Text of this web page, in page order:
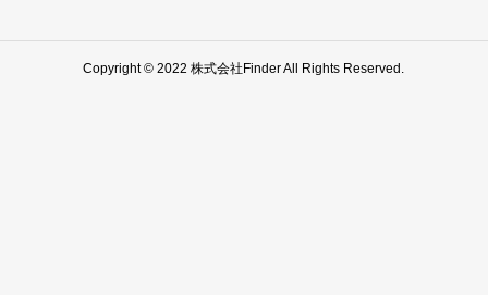
Copyright © 2022 株式会社Finder All Rights Reserved.